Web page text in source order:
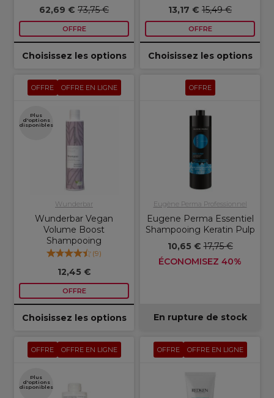
62,69 € 73,75 €
OFFRE
Choisissez les options
13,17 € 15,49 €
OFFRE
Choisissez les options
OFFRE OFFRE EN LIGNE
Plus
d'options
disponibles
Wunderbar
Wunderbar Vegan
Volume Boost
Shampooing
(9)
12,45 €
OFFRE
Choisissez les options
OFFRE
Eugène Perma Professionnel
Eugene Perma Essentiel
Shampooing Keratin Pulp
10,65 €17,75 €
ÉCONOMISEZ 40%
En rupture de stock
OFFRE OFFRE EN LIGNE
Plus
d'options
disponibles
OFFRE OFFRE EN LIGNE